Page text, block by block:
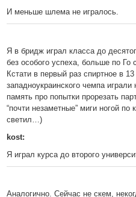
И меньше шлема не игралось.
Я в бридж играл класса до
без особого успеха, больше по Го
Кстати в первый раз спиртное в
западноукраинского чемпа
память про попытки прорезать
“почти незаметные” миги ногой
светил…)
kost:
Я играл курса до второго
Аналогично. Сейчас не скем,